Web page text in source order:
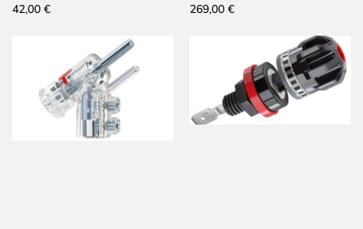
42,00 € 269,00 €